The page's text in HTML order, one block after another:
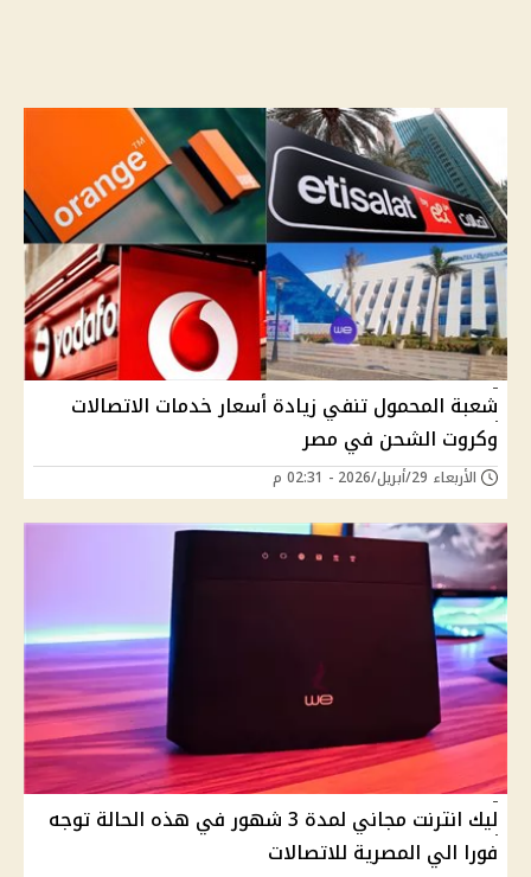
شعبة المحمول تنفي زيادة أسعار خدمات الاتصالات
وكروت الشحن في مصر
الأربعاء 29/أبريل/2026 - 02:31 م
ليك انترنت مجاني لمدة 3 شهور في هذه الحالة توجه
فورا الي المصرية للاتصالات